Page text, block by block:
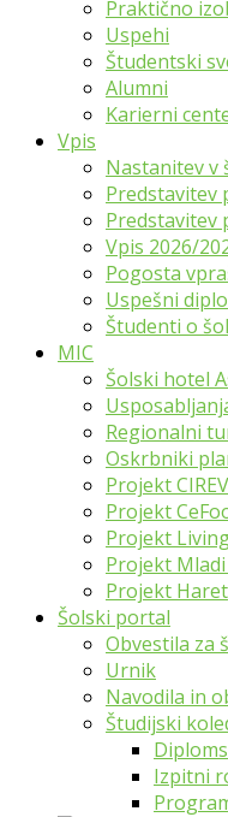
Praktično
Uspehi
Študentski
Alumni
Karierni
Vpis
Nastanitev v
Predstavitev
Predstavitev
Vpis 2026/
Pogosta
Uspešni
Študenti o
MIC
Šolski hotel
Regionalni
Oskrbniki
Projekt
Projekt
Projekt
Projekt
Projekt Haret
Šolski portal
Obvestila za
Urnik
Navodila in
Študijski
Izpitni